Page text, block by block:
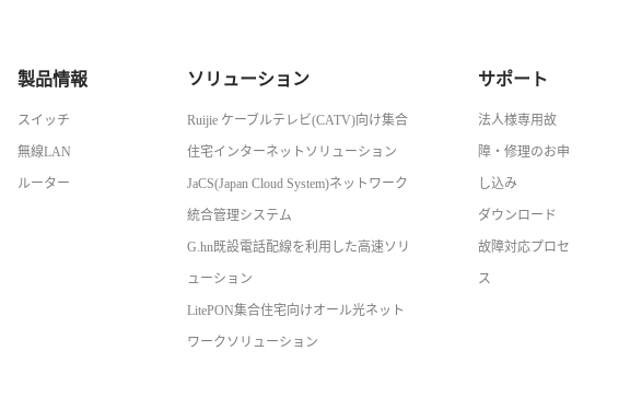
製品情報
スイッチ
無線LAN
ルーター
ソリューション
Ruijie ケーブルテレビ(CATV)向け集合
住宅インターネットソリューション
JaCS(Japan Cloud System)ネットワーク
統合管理システム
G.hn既設電話配線を利用した高速ソリ
ューション
LitePON集合住宅向けオール光ネット
ワークソリューション
サポート
法人様専用故
障・修理のお申
し込み
ダウンロード
故障対応プロセ
ス